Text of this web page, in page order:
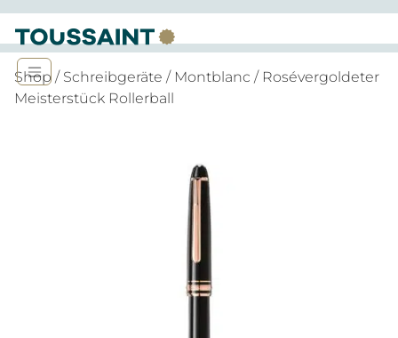
Shop / Schreibgeräte / Montblanc / Rosévergoldeter
Meisterstück Rollerball